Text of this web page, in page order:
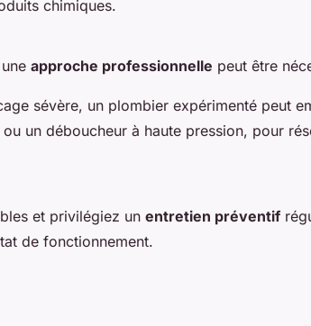
chimiques.
approche professionnelle peut être
sévère, un plombier expérimenté peut
un déboucheur à haute pression, pour
et privilégiez un entretien préventif
de fonctionnement.